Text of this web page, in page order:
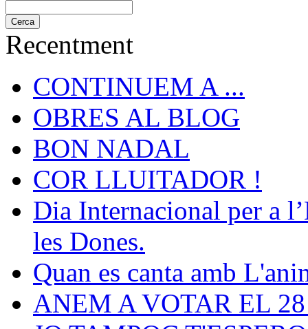
Recentment
CONTINUEM A ...
OBRES AL BLOG
BON NADAL
COR LLUITADOR !
Dia Internacional per a
les Dones.
Quan es canta amb
ANEM A VOTAR EL